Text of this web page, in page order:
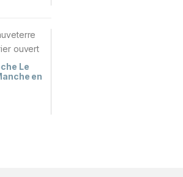
Le
en
des pages du site.